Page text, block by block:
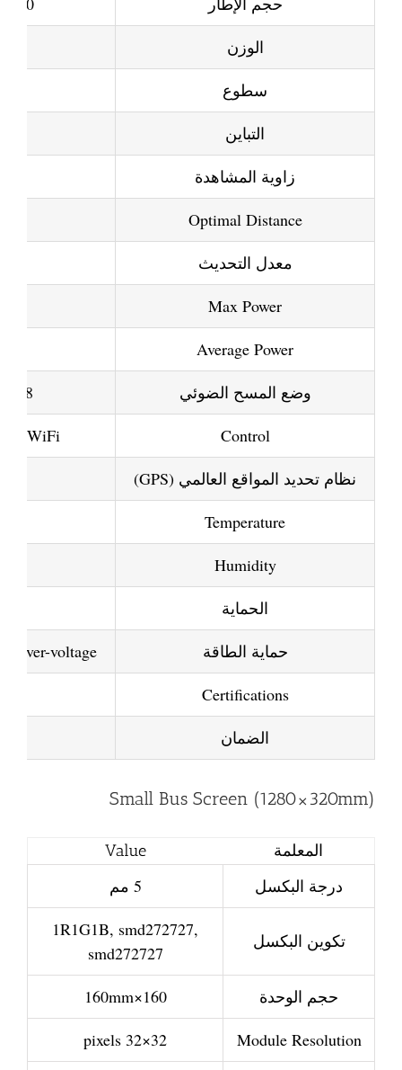
الوزن
سطوع
التباين
زاوية المشاهدة
Optimal Distance
معدل التحديث
Max Power
Average Power
وضع المسح الضوئي
1/8 المسح الضوئي
Control
WiFi
نظام تحديد المواقع العالمي (GPS)
Temperature
Humidity
الحماية
حماية الطاقة
/ over-voltage
Certifications
الضمان
Small Bus Screen (1280×320mm)
المعلمة Value
درجة البكسل 5 مم
تكوين البكسل
1R1G1B, smd272727,
smd272727
حجم الوحدة
160×160mm
Module Resolution
32×32 pixels